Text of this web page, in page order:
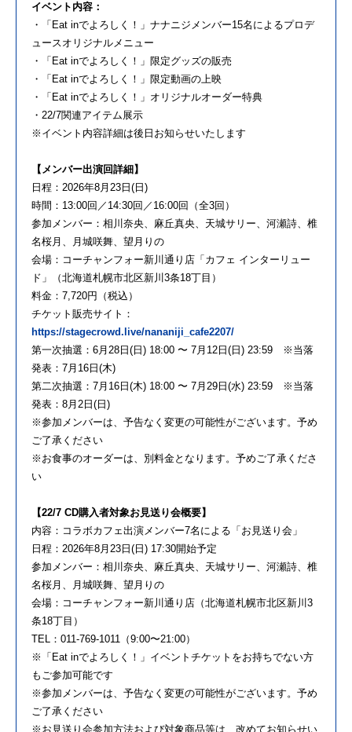
イベント内容：
・「 Eat inでよろしく！」ナナニジメンバー15名によるプロデ
ュースオリジナルメニュー
・「 Eat inでよろしく！」限定グッズの販売
・「 Eat inでよろしく！」限定動画の上映
・「 Eat inでよろしく！」オリジナルオーダー特典
・ 22/7関連アイテム展示
※イベント内容詳細は後日お知らせいたします
【メンバー出演回詳細】
日程： 2026年8 月 23 日 ( 日 )
時間： 13:00回／ 14:30回／ 16:00回（全3回）
参加メンバー：相川奈央、麻丘真央、天城サリー、河瀬詩、椎
名桜月、月城咲舞、望月りの
会場：コーチャンフォー新川通り店「カフェ インターリュー
ド」（北海道札幌市北区新川 3条18丁目）
料金： 7,720円（税込）
チケット販売サイト：
https://stagecrowd.live/nananiji_cafe2207/
第一次抽選： 6 月 28 日 ( 日 ) 18:00 〜 7 月 12 日 ( 日 ) 23:59 ※ 当落
発表： 7 月 16 日 (木)
第二次抽選： 7 月 16 日 (木) 18:00 〜 7 月 29 日 (水) 23:59 ※ 当落
発表： 8 月 2 日 ( 日 )
※参加メンバーは、予告なく変更の可能性がございます。予め
ご了承ください
※お食事のオーダーは、別料金となります。予めご了承くださ
い
【22/7 CD購入者対象お見送り会概要】
内容：コラボカフェ出演メンバー7名による「お見送り会」
日程： 2026年8 月 23 日 ( 日 ) 17:30開始予定
参加メンバー：相川奈央、麻丘真央、天城サリー、河瀬詩、椎
名桜月、月城咲舞、望月りの
会場：コーチャンフォー新川通り店（北海道札幌市北区新川 3
条18丁目）
TEL： 011-769-1011 （9:00〜21:00）
※「 Eat inでよろしく！」イベントチケットをお持ちでない方
もご参加可能です
※参加メンバーは、予告なく変更の可能性がございます。予め
ご了承ください
※お見送り会参加方法および対象商品等は、改めてお知らせい